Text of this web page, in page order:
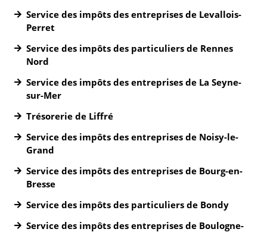
Service des impôts des entreprises de Levallois-
Perret
Service des impôts des particuliers de Rennes
Nord
Service des impôts des entreprises de La Seyne-
sur-Mer
Trésorerie de Liffré
Service des impôts des entreprises de Noisy-le-
Grand
Service des impôts des entreprises de Bourg-en-
Bresse
Service des impôts des particuliers de Bondy
Service des impôts des entreprises de Boulogne-